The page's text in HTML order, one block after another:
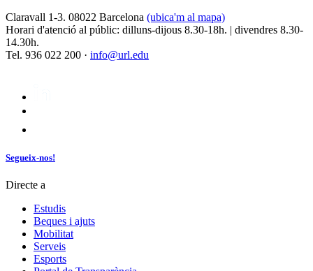
Claravall 1-3. 08022 Barcelona (ubica'm al mapa)
Horari d'atenció al públic: dilluns-dijous 8.30-18h. | divendres 8.30-
14.30h.
Tel. 936 022 200 · info@url.edu
Segueix-nos!
Directe a
Estudis
Beques i ajuts
Mobilitat
Serveis
Esports